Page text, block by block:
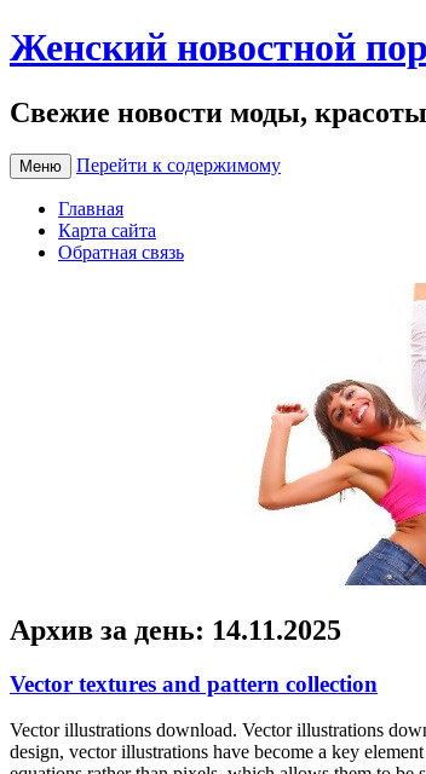
Женский новостной
Свежие новости моды,
Меню Перейти к содержимому
Главная
Карта сайта
Обратная связь
Архив за день: 14.11.2025
Vector textures and pattern collection
Vector illustrations download. Vector illustrations
design, vector illustrations have become a key